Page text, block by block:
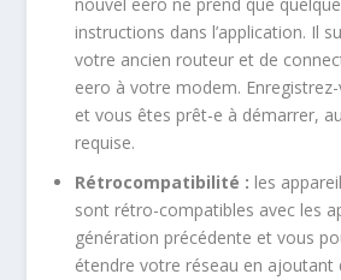
nouvel eero ne prend que
instructions dans l’application. Il
votre ancien routeur et de
eero à votre modem. Enregistrez-
et vous êtes prêt-e à démarrer,
requise.
Rétrocompatibilité : les
sont rétro-compatibles avec les
génération précédente et vous
étendre votre réseau en ajoutant